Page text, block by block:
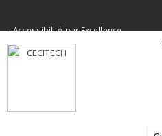
L'Accessibilité par Excellence